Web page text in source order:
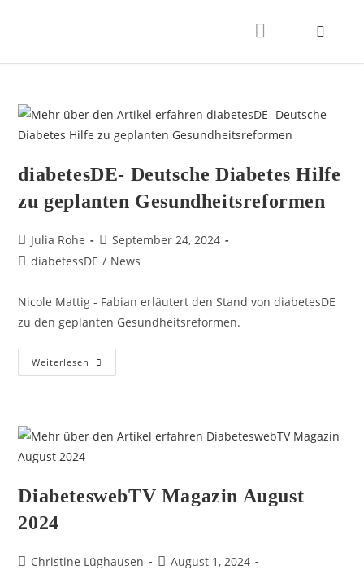
diabetesDE- Deutsche Diabetes Hilfe
zu geplanten Gesundheitsreformen
Julia Rohe
September 24, 2024
diabetessDE / News
Nicole Mattig - Fabian erläutert den Stand von diabetesDE
zu den geplanten Gesundheitsreformen.
Weiterlesen
DiabeteswebTV Magazin August
2024
Christine Lüghausen
August 1, 2024